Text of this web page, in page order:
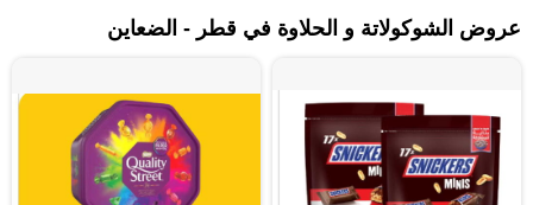
عروض الشوكولاتة و الحلاوة في قطر - الضعاين